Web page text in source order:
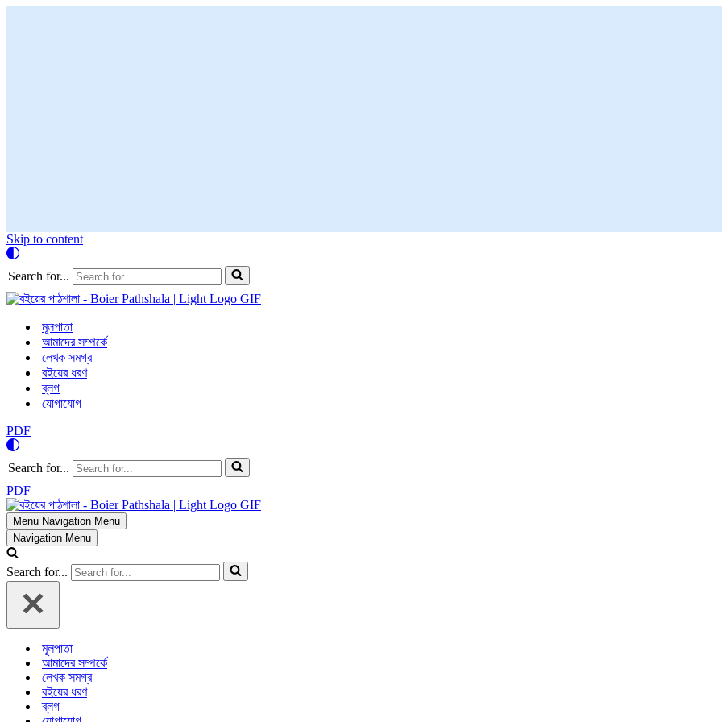
Skip to content
Search for...
মূলপাতা
আমাদের সম্পর্কে
লেখক সমগ্র
বইয়ের ধরণ
ব্লগ
যোগাযোগ
PDF
Search for...
PDF
Menu Navigation Menu
Navigation Menu
Search for...
মূলপাতা
আমাদের সম্পর্কে
লেখক সমগ্র
বইয়ের ধরণ
ব্লগ